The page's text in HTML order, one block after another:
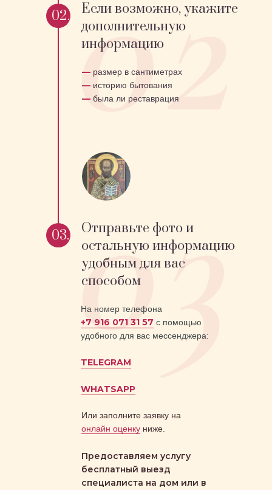
Или заполните заявку на
онлайн оценку ниже.
Предоставляем услугу
бесплатный выезд
специалиста на дом или в
Если возможно, укажите
дополнительную
информацию
02.
— размер в сантиметрах
— историю бытования
— была ли реставрация
Отправьте фото и
остальную информацию
удобным для вас
способом
03.
На номер телефона
+7 916 071 31 57 с помощью
удобного для вас мессенджера:
TELEGRAM
WHATSAPP